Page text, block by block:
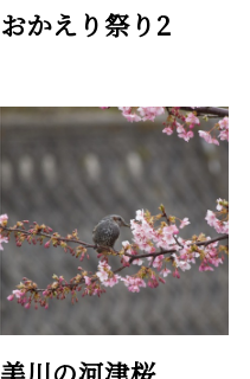
おかえり祭り2